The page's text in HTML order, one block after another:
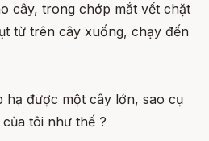
cây, trong chớp mắt vết chặt
từ trên cây xuống, chạy đến
hạ được một cây lớn, sao cụ
tôi như thế ?